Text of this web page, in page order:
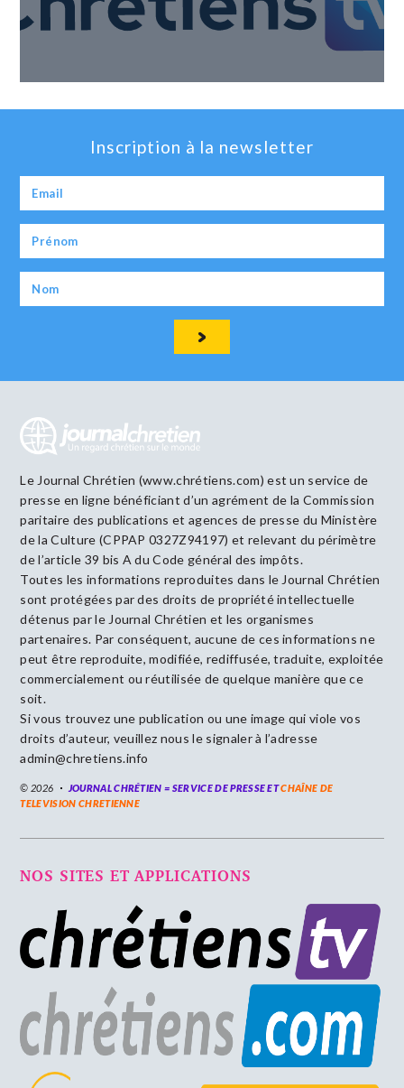
Inscription à la newsletter
Le Journal Chrétien (www.chrétiens.com) est un service de
presse en ligne bénéficiant d’un agrément de la Commission
paritaire des publications et agences de presse du Ministère
de la Culture (CPPAP 0327Z94197) et relevant du périmètre
de l’article 39 bis A du Code général des impôts.
Toutes les informations reproduites dans le Journal Chrétien
sont protégées par des droits de propriété intellectuelle
détenus par le Journal Chrétien et les organismes
partenaires. Par conséquent, aucune de ces informations ne
peut être reproduite, modifiée, rediffusée, traduite, exploitée
commercialement ou réutilisée de quelque manière que ce
soit.
Si vous trouvez une publication ou une image qui viole vos
droits d’auteur, veuillez nous le signaler à l’adresse
admin@chretiens.info
© 2026 JOURNAL CHRÉTIEN = SERVICE DE PRESSE ETCHAÎNE DE
TELEVISION CHRETIENNE
NOS SITES ET APPLICATIONS